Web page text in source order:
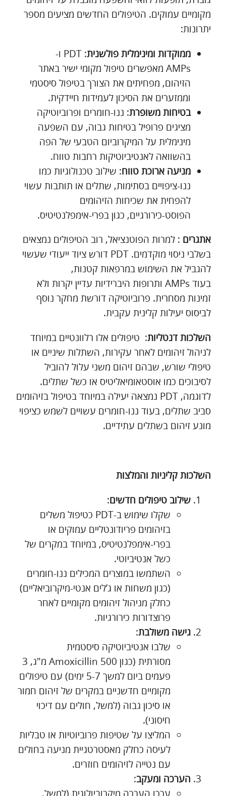
מקומיים עמוקים. הטיפולים החדשים מציעים מספר
יתרונות:
ממוקדות ומינימלית פולשנית
: PDT ו-
AMPs מאפשרים טיפול מקומי ישיר באתר
הזיהום, מפחיתים את הצורך בטיפול סיסטמי
וממזערים את הסיכון לעמידות חיידקית.
בטיחות משופרת: ננו-חומרים ופרוביוטיקה
מציגים פרופיל בטיחות גבוה, עם השפעה
מינימלית על המיקרוביום הטבעי של הפה
בהשוואה לאנטיביוטיקות רחבות טווח.
מניעה ארוכת טווח: שילוב טכנולוגיות כמו
ננו-ציפויים בסתימות, שתלים או תותבות עשוי
להפחית את שכיחות הזיהומים
הפוסט-כירורגיים, כגון בפרי-אימפלנטיטיס.
אתגרים : למרות הפוטנציאל, רוב הטיפולים נמצאים
בשלבי ניסוי מוקדמים. PDT דורש ציוד ייעודי שעשוי
להגביל את השימוש במרפאות קטנות,
בעוד AMPs ותרופות היברידיות עדיין יקרות ולא
זמינות מסחרית. פרוביוטיקה דורשת מחקר נוסף
לביסוס יעילות קלינית עקבית.
השלכות דנטליות: טיפולים אלו רלוונטיים במיוחד
לניהול זיהומים לאחר עקירות, השתלות שיניים או
טיפולי שורש, שבהם זיהום משני עלול להוביל
לסיבוכים כמו אוסטאומיאליטיס או כשל שתלים.
לדוגמה, PDT נמצאה יעילה במיוחד בטיפול בזיהומים
סביב שתלים, בעוד ננו-חומרים עשויים לשמש כציפוי
מונע זיהום בשתלים עתידיים.
השלכות קליניות והמלצות
שילוב טיפולים חדשים:
שקלו שימוש ב-PDT כטיפול משלים
בזיהומים פריודונטליים עמוקים או
בפרי-אימפלנטיטיס, במיוחד במקרים של
כשל אנטיביוטי.
השתמשו במוצרים המכילים ננו-חומרים
(כגון משחות או ג’לים אנטי-מיקרוביאליים)
כחלק מניהול זיהומים מקומיים לאחר
פרוצדורות כירורגיות.
גישה משולבת:
שלבו אנטיביוטיקה סיסטמית
מסורתית (כגון Amoxicillin 500 מ"ג, 3
פעמים ביום למשך 5-7 ימים) עם טיפולים
מקומיים חדשניים במקרים של זיהום חמור
או סיכון גבוה (למשל, חולים עם דיכוי
חיסוני).
המליצו על שטיפות פרוביוטיות או טבליות
לעיסה כחלק מאסטרטגיית מניעה בחולים
עם נטייה לזיהומים חוזרים.
הערכה ומעקב: